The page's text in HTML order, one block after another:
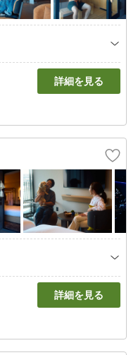
詳細を見る
詳細を見る